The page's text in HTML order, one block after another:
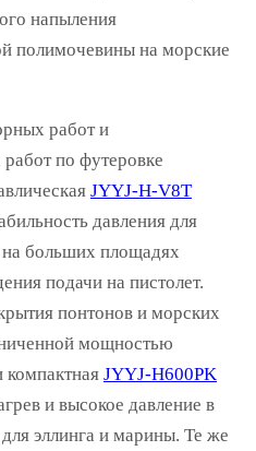
напыления
полимочевины на морские
работ и
по футеровке
JYYJ-H-V8T
давления для
на больших площадях
подачи на пистолет.
понтонов и морских
мощностью
компактная JYYJ-H600PK
и высокое давление в
эллинга и марины. Те же